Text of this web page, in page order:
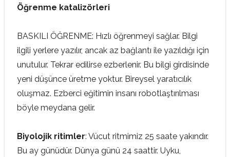
Öğrenme katalizörleri
BASKILI ÖĞRENME: Hızlı öğrenmeyi sağlar. Bilgi
ilgili yerlere yazılır, ancak az bağlantı ile yazıldığı için
unutulur. Tekrar edilirse ezberlenir. Bu bilgi girdisinde
yeni düşünce üretme yoktur. Bireysel yaratıcılık
oluşmaz. Ezberci eğitimin insanı robotlaştırılması
böyle meydana gelir.
Biyolojik ritimler: Vücut ritmimiz 25 saate yakındır.
Bu ay günüdür. Dünya günü 24 saattir. Uyku,